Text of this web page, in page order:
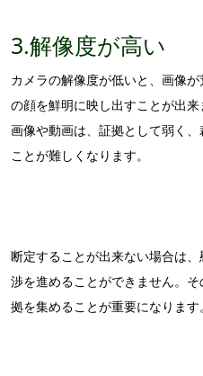
3.解像度が高い
カメラの解像度が低いと、画像
の顔を鮮明に映し出すことが出
画像や動画は、証拠として弱く
ことが難しくなります。
断定することが出来ない場合は
渉を進めることができません。
拠を集めることが重要になります。